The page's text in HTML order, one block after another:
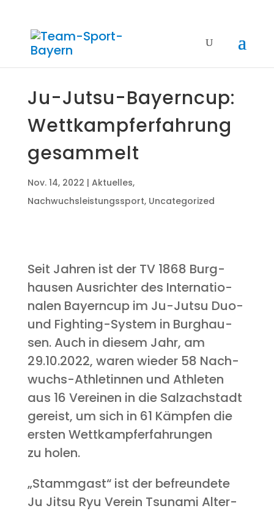
Ju-Jutsu-Bay­ern­cup:
Wett­kampf­erfah­rung
gesammelt
Nov. 14, 2022 | Aktuelles,
Nachwuchsleistungssport, Uncategorized
Seit Jah­ren ist der TV 1868 Burg­
hau­sen Aus­rich­ter des Inter­na­tio­
na­len Bay­ern­cup im Ju-Jutsu Duo-
und Fight­ing-Sys­tem in Burg­hau­
sen. Auch in die­sem Jahr, am
29.10.2022, waren wie­der 58 Nach­
wuchs-Ath­le­tin­nen und Ath­le­ten
aus 16 Ver­ei­nen in die Salz­ach­stadt
gereist, um sich in 61 Kämp­fen die
ers­ten Wett­kampf­erfah­run­gen
zu holen.
„Stamm­gast“ ist der befreun­de­te
Ju Jitsu Ryu Ver­ein Tsu­na­mi Alter­